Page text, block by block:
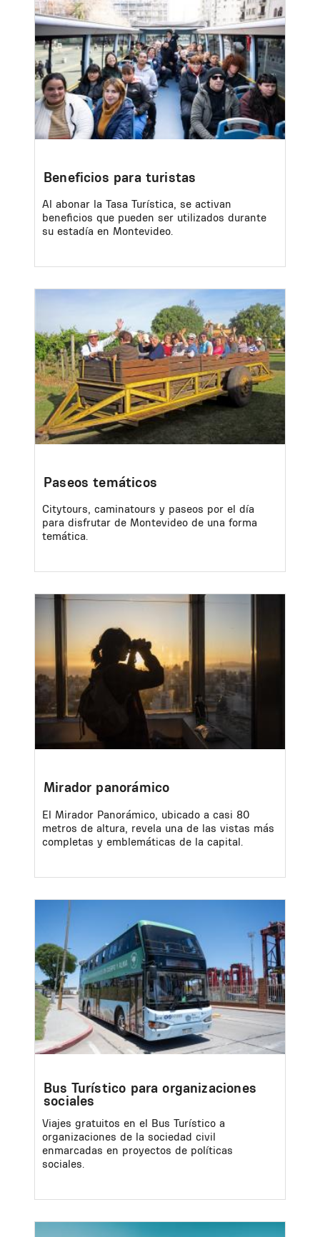
Beneficios para turistas
Al abonar la Tasa Turística, se activan
beneficios que pueden ser utilizados durante
su estadía en Montevideo.
Paseos temáticos
Citytours, caminatours y paseos por el día
para disfrutar de Montevideo de una forma
temática.
Image
Mirador panorámico
El Mirador Panorámico, ubicado a casi 80
metros de altura, revela una de las vistas más
completas y emblemáticas de la capital.
Bus Turístico para organizaciones
sociales
Viajes gratuitos en el Bus Turístico a
organizaciones de la sociedad civil
enmarcadas en proyectos de políticas
sociales.